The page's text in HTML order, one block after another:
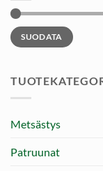
Minimihinta
Maksimihinta
SUODATA
Metsästys
Patruunat